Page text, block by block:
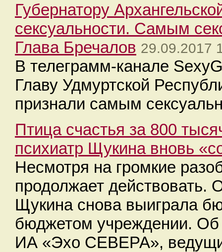
Губернатору
сексуальности. Самым
Глава Бречалов 29.09.2017
В телеграмм-канале
Главу Удмуртской
признали самым
Птица счастья за 800
психиатр Щукина вновь
Несмотря на громкие
продолжает действовать.
Щукина снова выиграла
бюджетом учреждении. Об
ИА «Эхо СЕВЕРА»,